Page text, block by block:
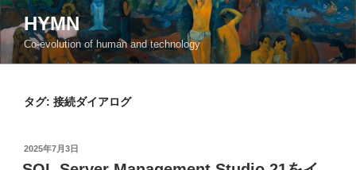
コ
ン
テ
ン
HYMN
Co-evolution of human and technology
タグ: 接続ダイアログ
投
稿
2025年7月3日